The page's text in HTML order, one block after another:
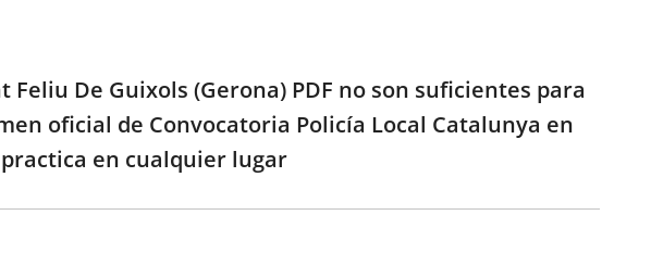
De Guixols (Gerona) PDF no son suficientes para
oficial de Convocatoria Policía Local Catalunya en
en cualquier lugar